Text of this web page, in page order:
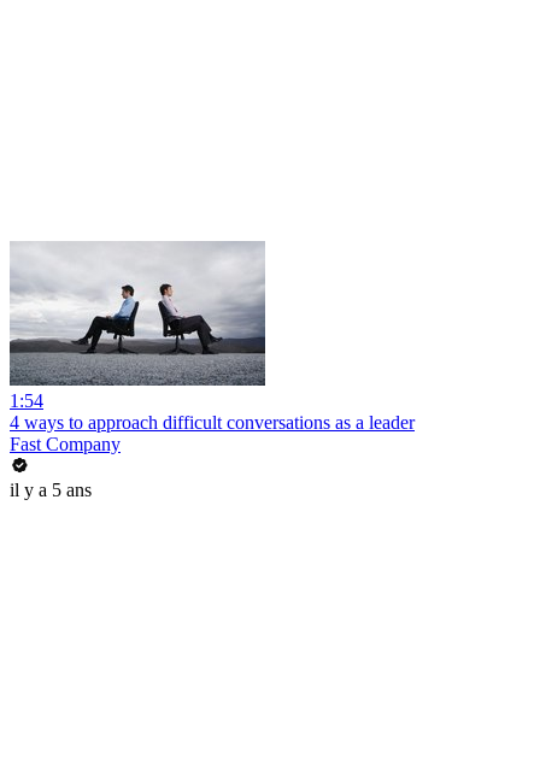
1:54
4 ways to approach difficult conversations as a leader
Fast Company
il y a 5 ans